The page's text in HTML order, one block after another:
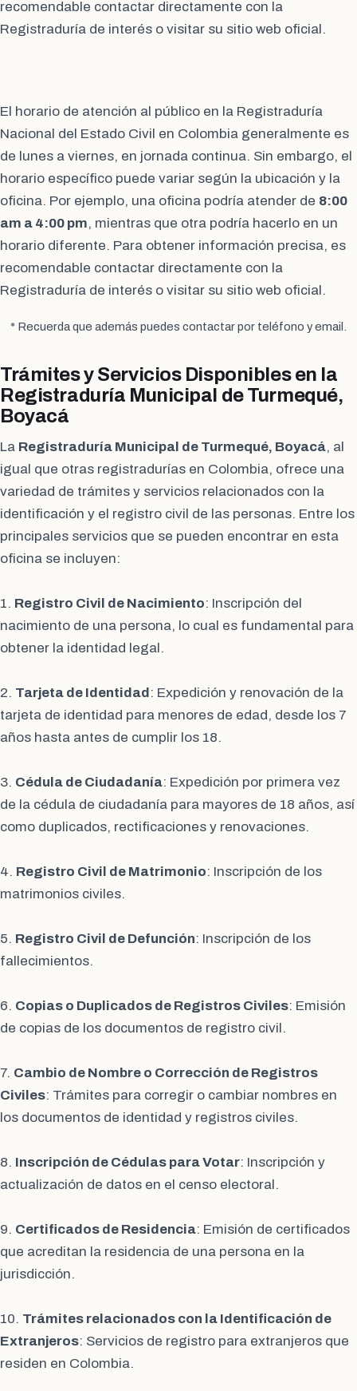
recomendable contactar directamente con la
Registraduría de interés o visitar su sitio web oficial.
El horario de atención al público en la Registraduría
Nacional del Estado Civil en Colombia generalmente es
de lunes a viernes, en jornada continua. Sin embargo, el
horario específico puede variar según la ubicación y la
oficina. Por ejemplo, una oficina podría atender de 8:00
am a 4:00 pm, mientras que otra podría hacerlo en un
horario diferente. Para obtener información precisa, es
recomendable contactar directamente con la
Registraduría de interés o visitar su sitio web oficial.
* Recuerda que además puedes contactar por teléfono y email.
Trámites y Servicios Disponibles en la
Registraduría Municipal de Turmequé,
Boyacá
La Registraduría Municipal de Turmequé, Boyacá, al
igual que otras registradurías en Colombia, ofrece una
variedad de trámites y servicios relacionados con la
identificación y el registro civil de las personas. Entre los
principales servicios que se pueden encontrar en esta
oficina se incluyen:
1. Registro Civil de Nacimiento: Inscripción del
nacimiento de una persona, lo cual es fundamental para
obtener la identidad legal.
2. Tarjeta de Identidad : Expedición y renovación de la
tarjeta de identidad para menores de edad, desde los 7
años hasta antes de cumplir los 18.
3. Cédula de Ciudadanía: Expedición por primera vez
de la cédula de ciudadanía para mayores de 18 años, así
como duplicados, rectificaciones y renovaciones.
4. Registro Civil de Matrimonio: Inscripción de los
matrimonios civiles.
5. Registro Civil de Defunción: Inscripción de los
fallecimientos.
6. Copias o Duplicados de Registros Civiles: Emisión
de copias de los documentos de registro civil.
7. Cambio de Nombre o Corrección de Registros
Civiles: Trámites para corregir o cambiar nombres en
los documentos de identidad y registros civiles.
8. Inscripción de Cédulas para Votar: Inscripción y
actualización de datos en el censo electoral.
9. Certificados de Residencia: Emisión de certificados
que acreditan la residencia de una persona en la
jurisdicción.
10. Trámites relacionados con la Identificación de
Extranjeros: Servicios de registro para extranjeros que
residen en Colombia.